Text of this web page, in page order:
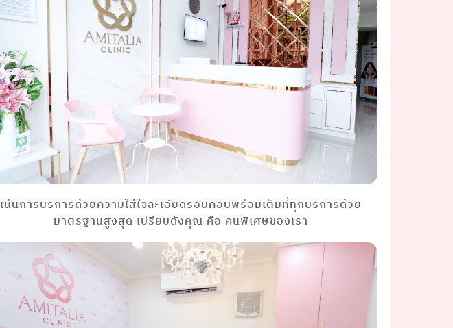
เน้นการบริการด้วยความใส่ใจละเอียดรอบคอบพร้อมเต็มที่ทุกบริการด้วย
มาตรฐานสูงสุด เปรียบดังคุณ คือ คนพิเศษของเรา